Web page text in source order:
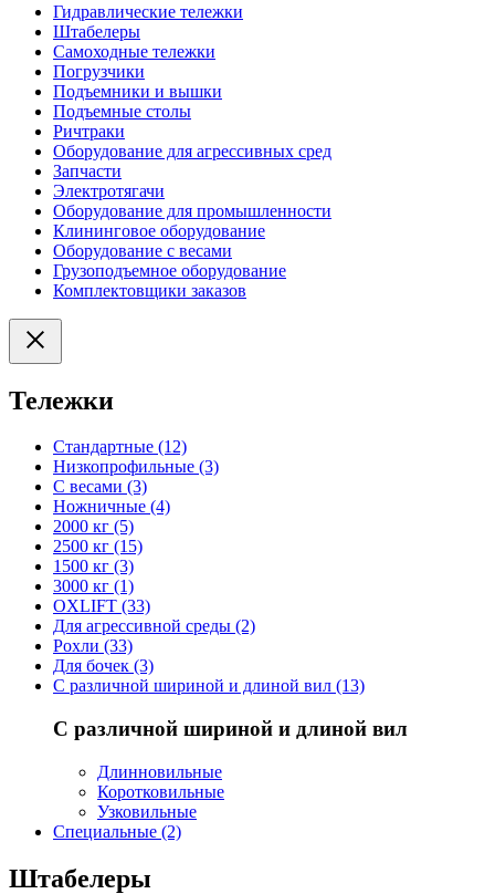
Гидравлические тележки
Штабелеры
Самоходные тележки
Погрузчики
Подъемники и вышки
Подъемные столы
Ричтраки
Оборудование для агрессивных сред
Запчасти
Электротягачи
Оборудование для промышленности
Клининговое оборудование
Оборудование с весами
Грузоподъемное оборудование
Комплектовщики заказов
Тележки
Стандартные (12)
Низкопрофильные (3)
С весами (3)
Ножничные (4)
2000 кг (5)
2500 кг (15)
1500 кг (3)
3000 кг (1)
OXLIFT (33)
Для агрессивной среды (2)
Рохли (33)
Для бочек (3)
С различной шириной и длиной вил (13)
С различной шириной и длиной вил
Длинновильные
Коротковильные
Узковильные
Cпециальные (2)
Штабелеры